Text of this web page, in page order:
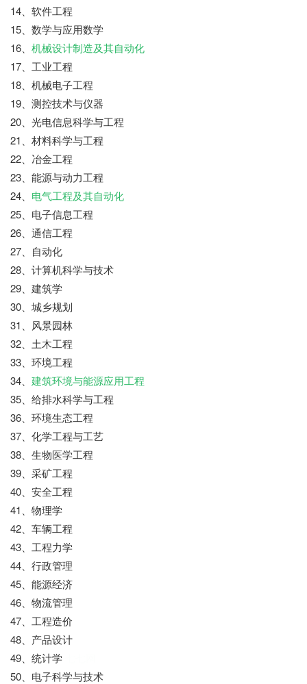
14、软件工程
15、数学与应用数学
16、 机械设计制造及其自动化
17、工业工程
18、机械电子工程
19、测控技术与仪器
20、光电信息科学与工程
21、材料科学与工程
22、冶金工程
23、能源与动力工程
24、 电气工程及其自动化
25、电子信息工程
26、通信工程
27、自动化
28、计算机科学与技术
29、建筑学
30、城乡规划
31、风景园林
32、土木工程
33、环境工程
34、 建筑环境与能源应用工程
35、给排水科学与工程
36、环境生态工程
37、化学工程与工艺
38、生物医学工程
39、采矿工程
40、安全工程
41、物理学
42、车辆工程
43、工程力学
44、行政管理
45、能源经济
46、物流管理
47、工程造价
48、产品设计
49、统计学
50、电子科学与技术